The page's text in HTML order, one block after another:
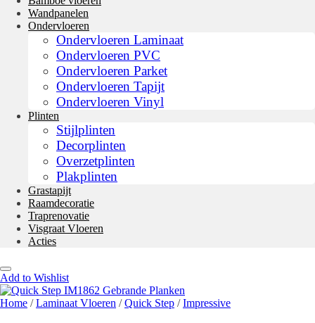
Wandpanelen
Ondervloeren
Ondervloeren Laminaat
Ondervloeren PVC
Ondervloeren Parket
Ondervloeren Tapijt
Ondervloeren Vinyl
Plinten
Stijlplinten
Decorplinten
Overzetplinten
Plakplinten
Grastapijt
Raamdecoratie
Traprenovatie
Visgraat Vloeren
Acties
Add to Wishlist
Home / Laminaat Vloeren / Quick Step / Impressive